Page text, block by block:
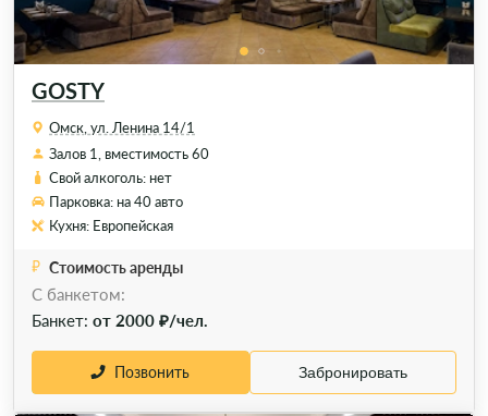
GOSTY
Омск, ул. Ленина 14/1
Залов 1, вместимость 60
Свой алкоголь: нет
Парковка: на 40 авто
Кухня: Европейская
Стоимость аренды
C банкетом:
Банкет: от 2000 ₽/чел.
Позвонить Забронировать